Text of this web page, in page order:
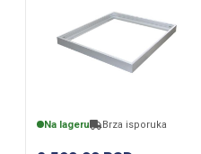
Na lageru Brza isporuka